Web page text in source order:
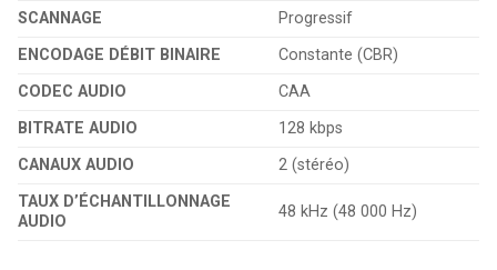
SCANNAGE
Progressif
ENCODAGE DÉBIT BINAIRE
Constante (CBR)
CODEC AUDIO
CAA
BITRATE AUDIO
128 kbps
CANAUX AUDIO
2 (stéréo)
TAUX D’ÉCHANTILLONNAGE
AUDIO
48 kHz (48 000 Hz)